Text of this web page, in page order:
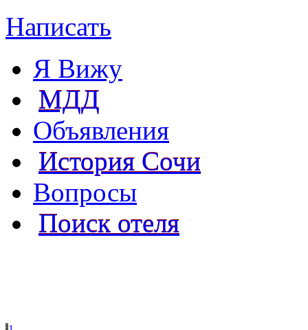
Написать
Я Вижу
МДД
Объявления
История Сочи
Вопросы
Поиск отеля